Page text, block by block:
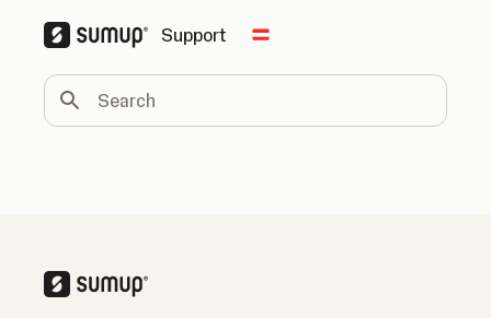
Support Change country
Search